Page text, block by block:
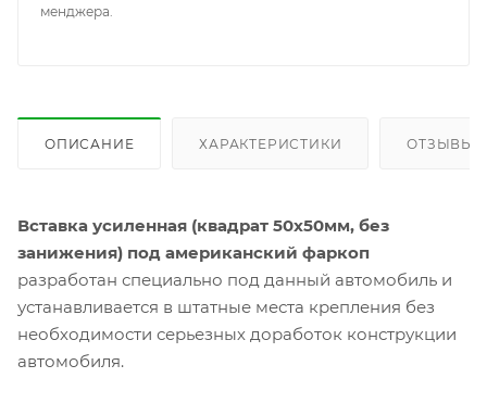
менджера.
ОПИСАНИЕ ХАРАКТЕРИСТИКИ ОТЗЫВЫ
Вставка усиленная (квадрат 50х50мм, без
занижения) под американский фаркоп
разработан специально под данный автомобиль и
устанавливается в штатные места крепления без
необходимости серьезных доработок конструкции
автомобиля.